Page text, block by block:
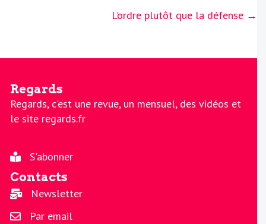
L’ordre plutôt que la défense →
Regards
Regards, c'est une revue, un mensuel, des vidéos et
le site regards.fr
S'abonner
Contacts
Newsletter
Par email